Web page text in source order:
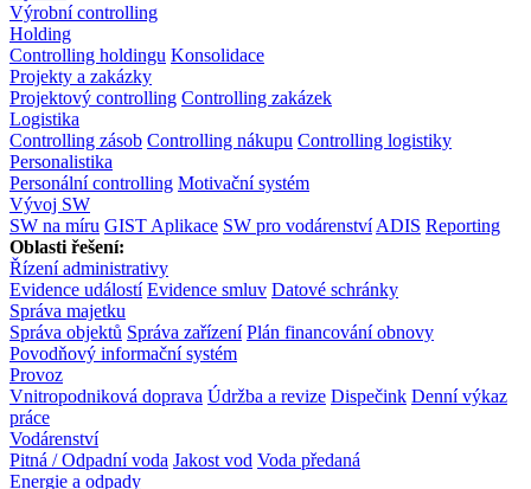
Výrobní controlling
Holding
Controlling holdingu Konsolidace
Projekty a zakázky
Projektový controlling Controlling zakázek
Logistika
Controlling zásob Controlling nákupu Controlling logistiky
Personalistika
Personální controlling Motivační systém
Vývoj SW
SW na míru GIST Aplikace SW pro vodárenství ADIS Reporting
Oblasti řešení:
Řízení administrativy
Evidence událostí Evidence smluv Datové schránky
Správa majetku
Správa objektů Správa zařízení Plán financování obnovy
Povodňový informační systém
Provoz
Vnitropodniková doprava Údržba a revize Dispečink Denní výkaz
práce
Vodárenství
Pitná / Odpadní voda Jakost vod Voda předaná
Energie a odpady